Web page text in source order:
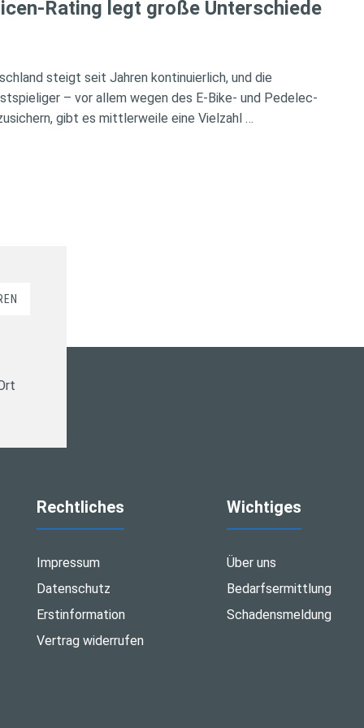
Rating legt große Unterschiede
steigt seit Jahren kontinuierlich, und die
– vor allem wegen des E-Bike- und Pedelec-
gibt es mittlerweile eine Vielzahl …
Rechtliches
Impressum
Datenschutz
Erstinformation
Vertrag widerrufen
Wichtiges
Über uns
Bedarfsermittlung
Schadensmeldung